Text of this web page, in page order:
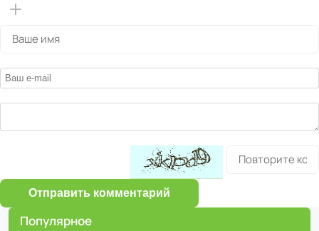
Отправить комментарий
Популярное